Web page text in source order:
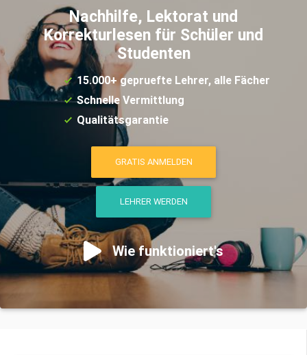
Nachhilfe, Lektorat und
Korrekturlesen für Schüler und
Studenten
15.000+ gepruefte Lehrer, alle Fächer
Schnelle Vermittlung
Qualitätsgarantie
GRATIS ANMELDEN
LEHRER WERDEN
Wie funktioniert's